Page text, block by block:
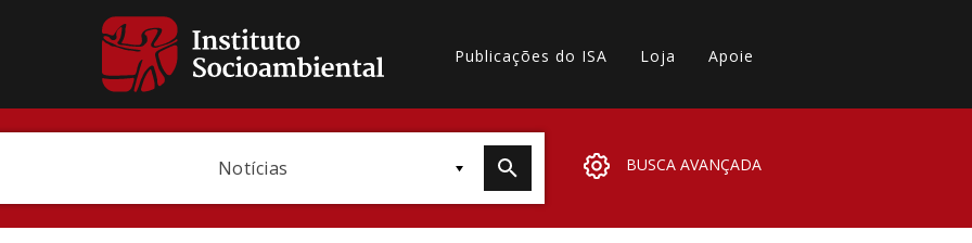
Publicações do ISA Loja Apoie
Notícias BUSCA AVANÇADA